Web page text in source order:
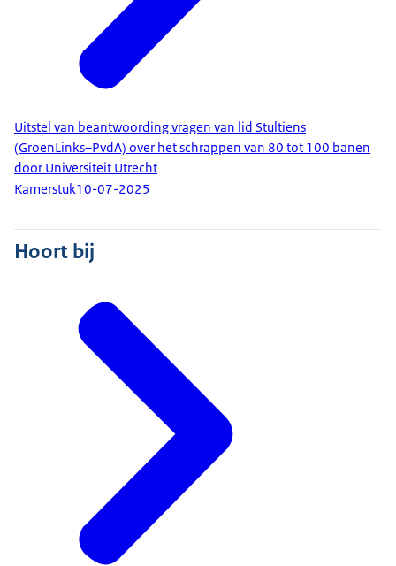
Uitstel van beantwoording vragen van lid Stultiens
(GroenLinks–PvdA) over het schrappen van 80 tot 100 banen
door Universiteit Utrecht
Kamerstuk10-07-2025
Hoort bij